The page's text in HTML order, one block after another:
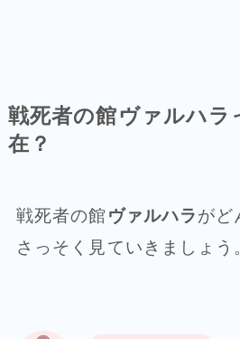
戦死者の館ヴァルハラ
在？
戦死者の館 ヴァルハラがど
さっそく見ていきましょう